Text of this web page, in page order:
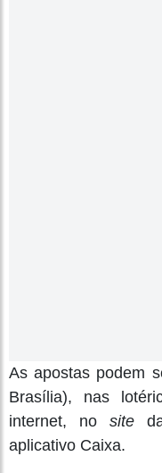
As apostas podem
Brasília), nas
internet, no site
aplicativo Caixa.